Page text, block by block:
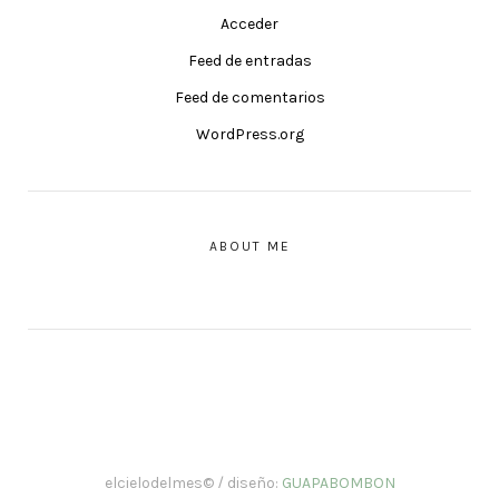
Acceder
Feed de entradas
Feed de comentarios
WordPress.org
ABOUT ME
elcielodelmes© / diseño: GUAPABOMBON